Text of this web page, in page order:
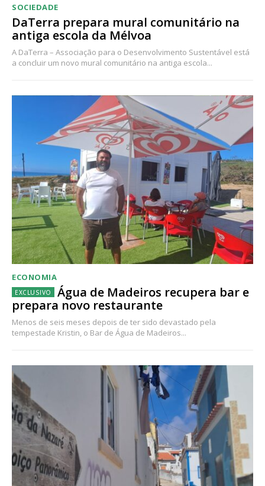
SOCIEDADE
DaTerra prepara mural comunitário na
antiga escola da Mélvoa
A DaTerra – Associação para o Desenvolvimento Sustentável está
a concluir um novo mural comunitário na antiga escola...
ECONOMIA
Água de Madeiros recupera bar e
prepara novo restaurante
Menos de seis meses depois de ter sido devastado pela
tempestade Kristin, o Bar de Água de Madeiros...